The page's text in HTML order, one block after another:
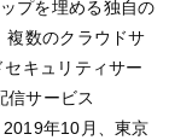
プを埋める独自の
複数のクラウドサ
キュリティサー
信サービス
年10月、東京